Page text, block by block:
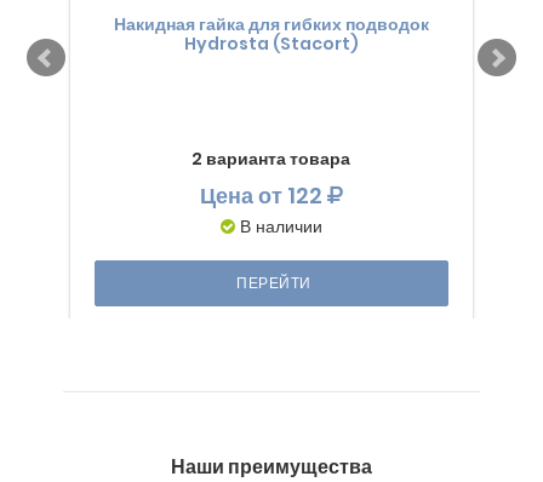
Накидная гайка для гибких подводок
Hydrosta (Stacort)
2 варианта товара
Ценаот 122
В наличии
ПЕРЕЙТИ
Наши преимущества